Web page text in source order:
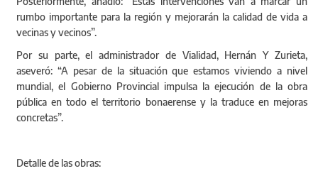
rumbo importante para la región y mejorarán la calidad de vida a
vecinas y vecinos”.
Por su parte, el administrador de Vialidad, Hernán Y Zurieta,
aseveró: “A pesar de la situación que estamos viviendo a nivel
mundial, el Gobierno Provincial impulsa la ejecución de la obra
pública en todo el territorio bonaerense y la traduce en mejoras
concretas”.
Detalle de las obras: